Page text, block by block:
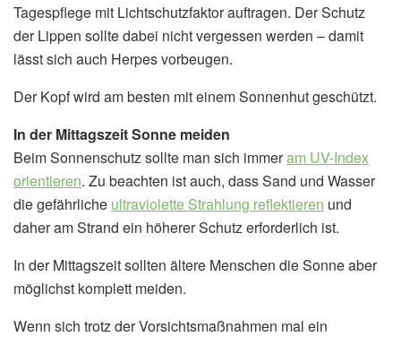
Tagespflege mit Lichtschutzfaktor auftragen. Der Schutz
der Lippen sollte dabei nicht vergessen werden – damit
lässt sich auch Herpes vorbeugen.
Der Kopf wird am besten mit einem Sonnenhut geschützt.
In der Mittagszeit Sonne meiden
Beim Sonnenschutz sollte man sich immeram UV-Index
orientieren. Zu beachten ist auch, dass Sand und Wasser
die gefährliche ultraviolette Strahlung reflektieren und
daher am Strand ein höherer Schutz erforderlich ist.
In der Mittagszeit sollten ältere Menschen die Sonne aber
möglichst komplett meiden.
Wenn sich trotz der Vorsichtsmaßnahmen mal ein